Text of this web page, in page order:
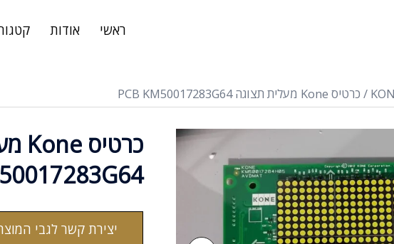
ראשי אודות
/ כרטיס Kone מעלית תצוגה PCB KM50017283G64
יצירת קשר לגבי